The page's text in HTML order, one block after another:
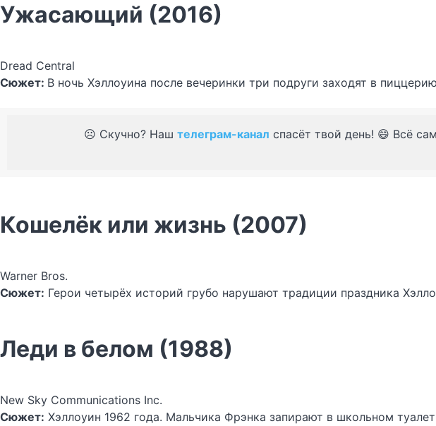
Ужасающий (2016)
Dread Central
Сюжет: В ночь Хэллоуина после вечеринки три подруги заходят в
☹️ Скучно? Наш телеграм-канал спасёт твой день! 😄 Всё
Кошелёк или жизнь (2007)
Warner Bros.
Сюжет: Герои четырёх историй грубо нарушают традиции праздника
Леди в белом (1988)
New Sky Communications Inc.
Сюжет: Хэллоуин 1962 года. Мальчика Фрэнка запирают в школьном